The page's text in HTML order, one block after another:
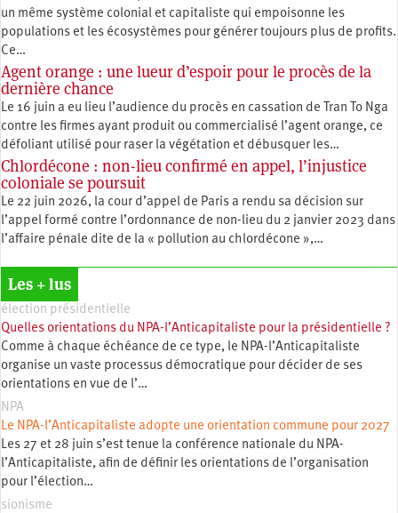
un même système colonial et capitaliste qui empoisonne les
populations et les écosystèmes pour générer toujours plus de profits.
Ce…
Agent orange : une lueur d’espoir pour le procès de la
dernière chance
Le 16 juin a eu lieu l’audience du procès en cassation de Tran To Nga
contre les firmes ayant produit ou commercialisé l’agent orange, ce
défoliant utilisé pour raser la végétation et débusquer les…
Chlordécone : non-lieu confirmé en appel, l’injustice
coloniale se poursuit
Le 22 juin 2026, la cour d’appel de Paris a rendu sa décision sur
l’appel formé contre l’ordonnance de non-lieu du 2 janvier 2023 dans
l’affaire pénale dite de la « pollution au chlordécone »,…
Les + lus
élection présidentielle
Quelles orientations du NPA-l’Anticapitaliste pour la présidentielle ?
Comme à chaque échéance de ce type, le NPA-l’Anticapitaliste
organise un vaste processus démocratique pour décider de ses
orientations en vue de l’…
NPA
Le NPA-l’Anticapitaliste adopte une orientation commune pour 2027
Les 27 et 28 juin s’est tenue la conférence nationale du NPA-
l’Anticapitaliste, afin de définir les orientations de l’organisation
pour l’élection…
sionisme